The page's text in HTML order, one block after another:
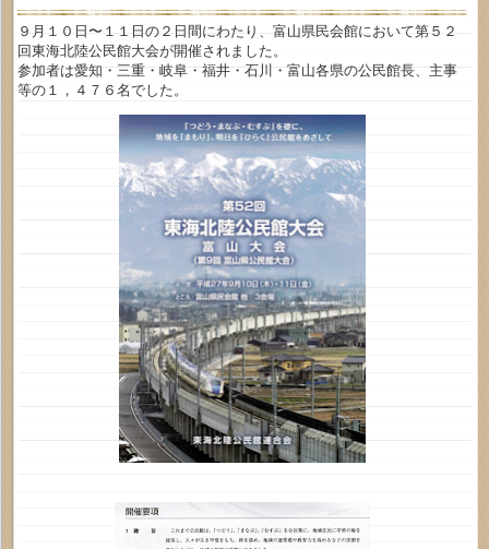
９月１０日〜１１日の２日間にわたり、富山県民会館において第５２
回東海北陸公民館大会が開催されました。
参加者は愛知・三重・岐阜・福井・石川・富山各県の公民館長、主事
等の１，４７６名でした。